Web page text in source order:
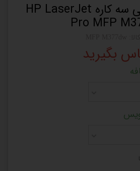
پرینتر لیزری رنگی سه کاره HP LaserJet
Pro MFP
بگیرید